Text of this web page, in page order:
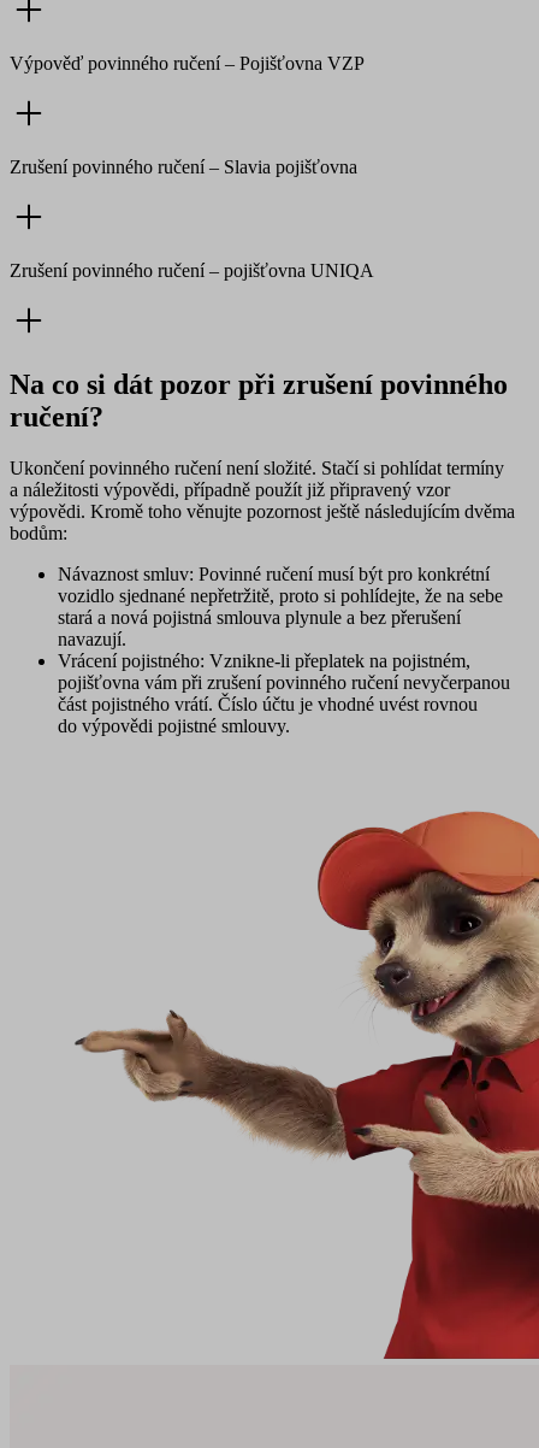
Výpověď povinného ručení – Pojišťovna VZP
Zrušení povinného ručení – Slavia pojišťovna
Zrušení povinného ručení – pojišťovna UNIQA
Na co si dát pozor při zrušení povinného
ručení?
Ukončení povinného ručení není složité. Stačí si pohlídat termíny
a náležitosti výpovědi, případně použít již připravený vzor
výpovědi. Kromě toho věnujte pozornost ještě následujícím dvěma
bodům:
Návaznost smluv: Povinné ručení musí být pro konkrétní
vozidlo sjednané nepřetržitě, proto si pohlídejte, že na sebe
stará a nová pojistná smlouva plynule a bez přerušení
navazují.
Vrácení pojistného: Vznikne-li přeplatek na pojistném,
pojišťovna vám při zrušení povinného ručení nevyčerpanou
část pojistného vrátí. Číslo účtu je vhodné uvést rovnou
do výpovědi pojistné smlouvy.